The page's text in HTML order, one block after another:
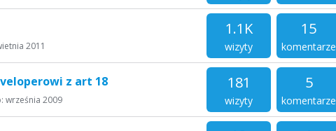
1.1K
wizyty
15
komentarze
2011
z art 18 181
wizyty
5
komentarze
września 2009